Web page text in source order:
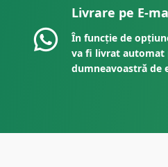
Livrare pe E-
În funcție de
va fi livrat automat
dumneavoastră de